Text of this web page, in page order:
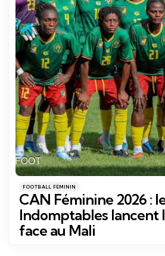
Catégories
Posté
dans
FOOTBALL FÉMININ
CAN Féminine 2026 :
Indomptables lancent
face au Mali